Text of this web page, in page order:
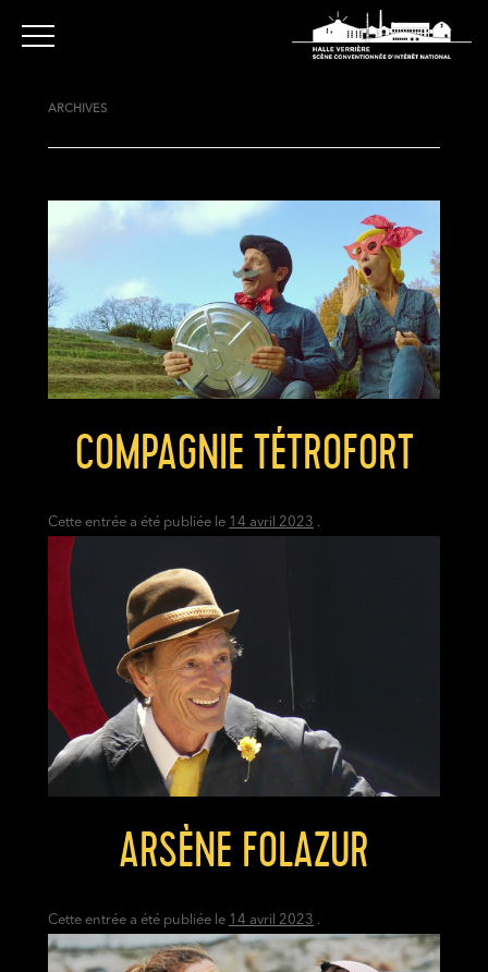
ARCHIVES
COMPAGNIE TÉTROFORT
Cette entrée a été publiée le 14 avril 2023 .
ARSÈNE FOLAZUR
Cette entrée a été publiée le 14 avril 2023 .